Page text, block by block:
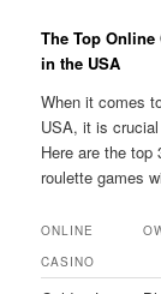
The Top
in the USA
When it comes
USA, it is
Here are the top
roulette games
ONLINE
CASINO